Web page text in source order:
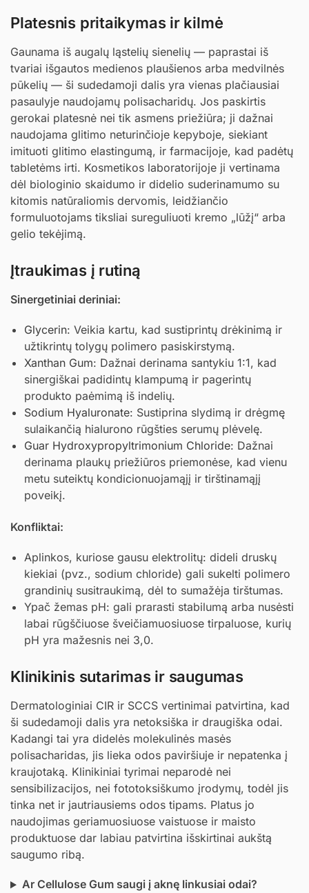
Platesnis pritaikymas ir kilmė
Gaunama iš augalų ląstelių sienelių — paprastai iš
tvariai išgautos medienos plaušienos arba medvilnės
pūkelių — ši sudedamoji dalis yra vienas plačiausiai
pasaulyje naudojamų polisacharidų. Jos paskirtis
gerokai platesnė nei tik asmens priežiūra; ji dažnai
naudojama glitimo neturinčioje kepyboje, siekiant
imituoti glitimo elastingumą, ir farmacijoje, kad padėtų
tabletėms irti. Kosmetikos laboratorijoje ji vertinama
dėl biologinio skaidumo ir didelio suderinamumo su
kitomis natūraliomis dervomis, leidžiančio
formuluotojams tiksliai sureguliuoti kremo „lūžį“ arba
gelio tekėjimą.
Įtraukimas į rutiną
Sinergetiniai deriniai:
Glycerin: Veikia kartu, kad sustiprintų drėkinimą ir
užtikrintų tolygų polimero pasiskirstymą.
Xanthan Gum: Dažnai derinama santykiu 1:1, kad
sinergiškai padidintų klampumą ir pagerintų
produkto paėmimą iš indelių.
Sodium Hyaluronate: Sustiprina slydimą ir drėgmę
sulaikančią hialurono rūgšties serumų plėvelę.
Guar Hydroxypropyltrimonium Chloride: Dažnai
derinama plaukų priežiūros priemonėse, kad vienu
metu suteiktų kondicionuojamąjį ir tirštinamąjį
poveikį.
Konfliktai:
Aplinkos, kuriose gausu elektrolitų: dideli druskų
kiekiai (pvz., sodium chloride) gali sukelti polimero
grandinių susitraukimą, dėl to sumažėja tirštumas.
Ypač žemas pH: gali prarasti stabilumą arba nusėsti
labai rūgščiuose šveičiamuosiuose tirpaluose, kurių
pH yra mažesnis nei 3,0.
Klinikinis sutarimas ir saugumas
Dermatologiniai CIR ir SCCS vertinimai patvirtina, kad
ši sudedamoji dalis yra netoksiška ir draugiška odai.
Kadangi tai yra didelės molekulinės masės
polisacharidas, jis lieka odos paviršiuje ir nepatenka į
kraujotaką. Klinikiniai tyrimai neparodė nei
sensibilizacijos, nei fototoksiškumo įrodymų, todėl jis
tinka net ir jautriausiems odos tipams. Platus jo
naudojimas geriamuosiuose vaistuose ir maisto
produktuose dar labiau patvirtina išskirtinai aukštą
saugumo ribą.
Ar Cellulose Gum saugi į aknę linkusiai odai?